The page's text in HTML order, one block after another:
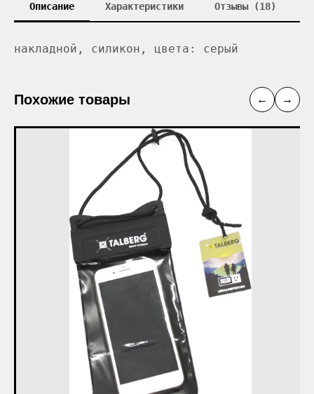
Описание Характеристики Отзывы (18)
накладной, силикон, цвета: серый
Похожие товары ← →